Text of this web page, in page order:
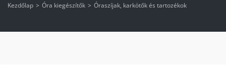
Kezdőlap Óra kiegészítők Óraszíjak, karkötők és tartozékok